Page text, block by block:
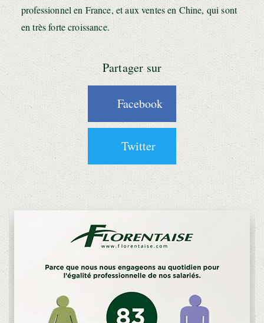
professionnel en France, et aux ventes en Chine, qui sont
en très forte croissance.
Partager sur
Facebook
Twitter